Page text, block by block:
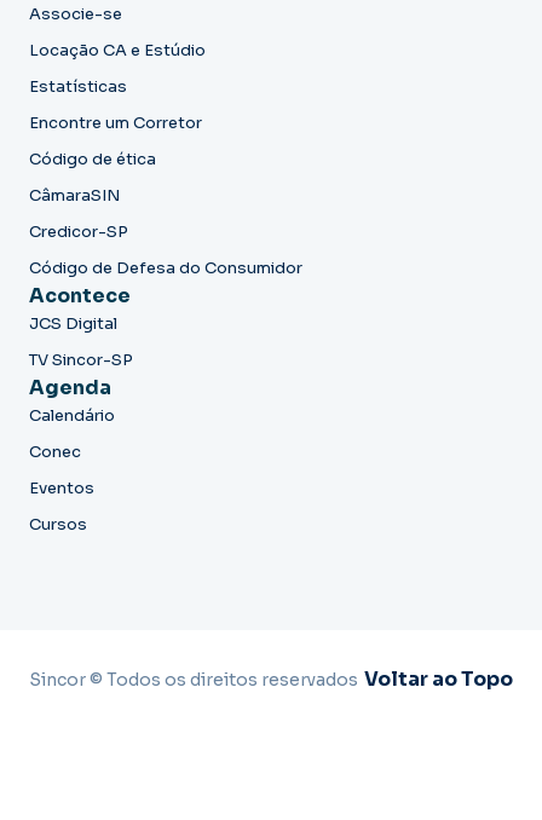
Associe-se
Locação CA e Estúdio
Estatísticas
Encontre um Corretor
Código de ética
CâmaraSIN
Credicor-SP
Código de Defesa do Consumidor
Acontece
JCS Digital
TV Sincor-SP
Agenda
Calendário
Conec
Eventos
Cursos
Sincor © Todos os direitos reservados Voltar ao Topo